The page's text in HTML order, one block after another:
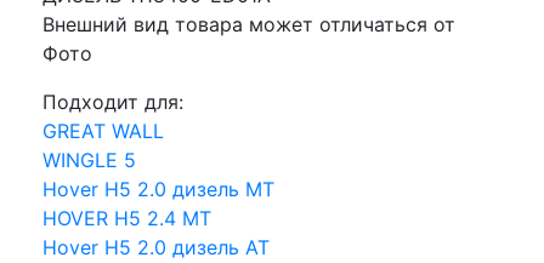
Внешний вид товара может отличаться от
Фото
Подходит для:
GREAT WALL
WINGLE 5
Hover H5 2.0 дизель МТ
HOVER H5 2.4 МТ
Hover H5 2.0 дизель АТ